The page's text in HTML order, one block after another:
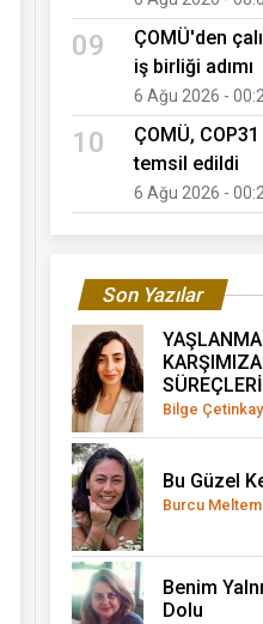
09
ÇOMÜ'den
iş birliği adımı
6 Ağu 2026 -
10
ÇOMÜ,
temsil edildi
6 Ağu 2026 -
Son Yazılar
Bilge
Bu Güzel
Burcu Meltem
Benim
Dolu